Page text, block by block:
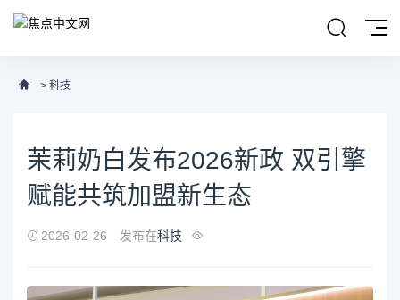
> 科技
茉莉奶白发布2026新政 双引擎
赋能共筑加盟新生态
2026-02-26 发布在科技